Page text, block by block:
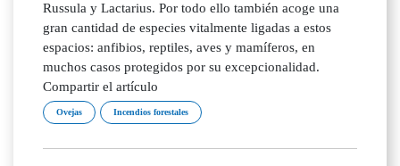
Russula y Lactarius. Por todo ello también acoge una
gran cantidad de especies vitalmente ligadas a estos
espacios: anfibios, reptiles, aves y mamíferos, en
muchos casos protegidos por su excepcionalidad.
Compartir el artículo
Ovejas Incendios forestales